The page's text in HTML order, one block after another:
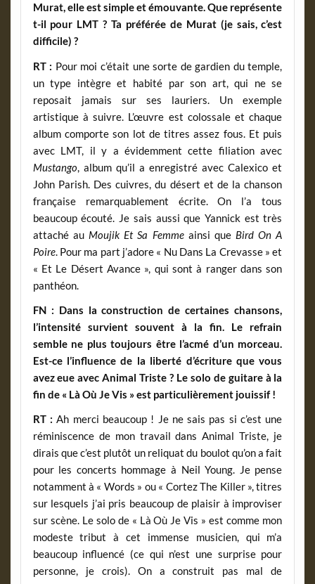
Murat, elle est simple et émouvante. Que représente
t-il pour LMT ? Ta préférée de Murat (je sais, c’est
difficile) ?
RT : Pour moi c’était une sorte de gardien du temple,
un type intègre et habité par son art, qui ne se
reposait jamais sur ses lauriers. Un exemple
artistique à suivre. L’œuvre est colossale et chaque
album comporte son lot de titres assez fous. Et puis
avec LMT, il y a évidemment cette filiation avec
Mustango, album qu’il a enregistré avec Calexico et
John Parish. Des cuivres, du désert et de la chanson
française remarquablement écrite. On l’a tous
beaucoup écouté. Je sais aussi que Yannick est très
attaché au Moujik Et Sa Femmeainsi que Bird On A
Poire. Pour ma part j’adore « Nu Dans La Crevasse » et
« Et Le Désert Avance », qui sont à ranger dans son
panthéon.
FN : Dans la construction de certaines chansons,
l’intensité survient souvent à la fin. Le refrain
semble ne plus toujours être l’acmé d’un morceau.
Est-ce l’influence de la liberté d’écriture que vous
avez eue avec Animal Triste ? Le solo de guitare à la
fin de « Là Où Je Vis » est particulièrement jouissif !
RT : Ah merci beaucoup ! Je ne sais pas si c’est une
réminiscence de mon travail dans Animal Triste, je
dirais que c’est plutôt un reliquat du boulot qu’on a fait
pour les concerts hommage à Neil Young. Je pense
notamment à « Words » ou « Cortez The Killer », titres
sur lesquels j’ai pris beaucoup de plaisir à improviser
sur scène. Le solo de « Là Où Je Vis » est comme mon
modeste tribut à cet immense musicien, qui m’a
beaucoup influencé (ce qui n’est une surprise pour
personne, je crois). On a construit pas mal de